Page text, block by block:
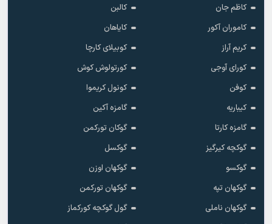
کاظم جان
کالبن
کاموران آکور
کایاهان
کریم آراز
کوبیلای کارچا
کورای آوجی
کورتولوش کوش
کوفن
کونول کریموا
کیباریه
گامزه آکین
گامزه کارتا
گوکان تورکمن
گوکچه کیرگیز
گوکسل
گوکسو
گوکهان اوزن
گوکهان تپه
گوکهان تورکمن
گوکهان ناملی
گول گوکچه کورکماز